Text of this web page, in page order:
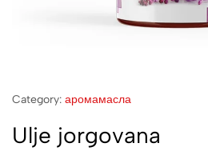
Category: аромамасла
Ulje jorgovana